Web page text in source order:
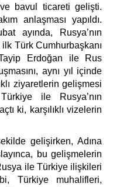
bavul ticareti gelişti.
anlaşması yapıldı.
ayında, Rusya’nın
Türk Cumhurbaşkanı
Erdoğan ile Rus
aynı yıl içinde
ziyaretlerin gelişmesi
ile Rusya’nın
ki, karşılıklı vizelerin
gelişirken, Adına
bu gelişmelerin
ile Türkiye ilişkileri
Türkiye muhalifleri,